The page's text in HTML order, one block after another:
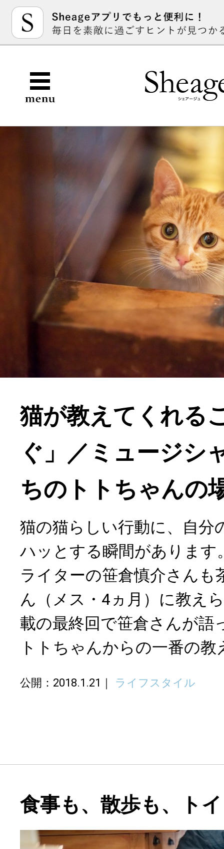
猫が教えてくれる
ぐ」／ミュージシ
ちのトトちゃんの
猫の猫らしい行動に、自分
ハッとする瞬間があります
ライターの笹倉慎介さんも
ん（メス・4ヵ月）に教え
載の最終回で笹倉さんが語
トトちゃんからの一番の教
公開：2018.1.21 ライフスタイル
食事も、散歩も、ト